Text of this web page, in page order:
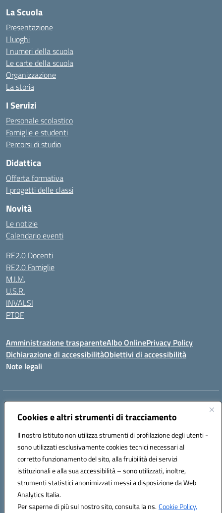
Cookies e altri strumenti di tracciamento
Il nostro Istituto non utilizza strumenti di profilazione degli utenti -
sono utilizzati esclusivamente cookies tecnici necessari al
corretto funzionamento del sito, alla fruibilità dei servizi
istituzionali e alla sua accessibilità – sono utilizzati, inoltre,
strumenti statistici anonimizzati messi a disposizione da Web
Analytics Italia.
Per saperne di più sul nostro sito, consulta la ns.Cookie Policy.
La Scuola
Presentazione
I luoghi
I numeri della scuola
Le carte della scuola
Organizzazione
La storia
I Servizi
Personale scolastico
Famiglie e studenti
Percorsi di studio
Didattica
Offerta formativa
I progetti delle classi
Novità
Le notizie
Calendario eventi
RE2.0 Docenti
RE2.0 Famiglie
M.I.M.
U.S.R.
INVALSI
PTOF
Amministrazione trasparenteAlbo OnlinePrivacy Policy
Dichiarazione di accessibilitàObiettivi di accessibilità
Note legali
Indirizzo:
Centralino:09231872080 Email:tpic80900q@istruzione.it
Codice fiscale: 80006340816
Codice meccanografico:
TPIC80900Q
Codice unico di fatturazione (CUF): UF4ZXT
Hosting & Powered by 3D Solution S.r.l.